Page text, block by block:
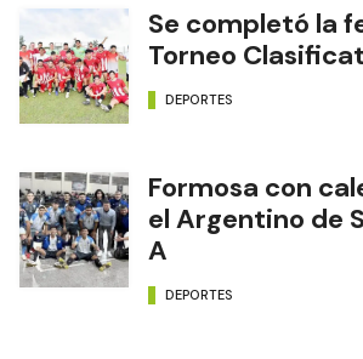
Se completó la
Torneo
DEPORTES
Formosa con
el Argentino de
A
DEPORTES